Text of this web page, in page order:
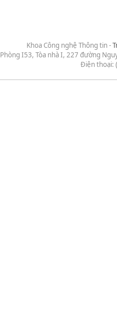
Khoa Công nghệ Thông tin -
Phòng I53, Tòa nhà I, 227 đường
Điện thoại: